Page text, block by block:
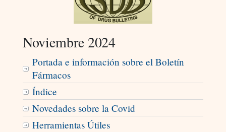
Noviembre 2024
Portada e información sobre el Boletín
Fármacos
Índice
Novedades sobre la Covid
Herramientas Útiles